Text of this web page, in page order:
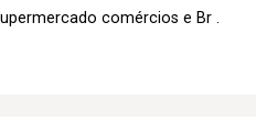
comércios e Br .